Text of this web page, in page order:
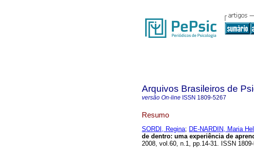
Arquivos Brasileiros de
versão On-line ISSN 1809-5267
Resumo
SORDI, Regina; DE-NARDIN, Maria
de dentro: uma experiência de
2008, vol.60, n.1, pp.14-31. ISSN